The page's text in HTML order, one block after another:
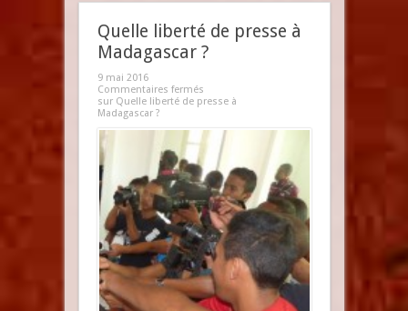
Quelle liberté de presse à
Madagascar ?
9 mai 2016
Commentaires fermés
sur Quelle liberté de presse à
Madagascar ?